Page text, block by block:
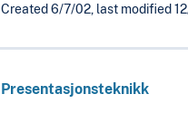
Created 6/7/02, last modified
Presentasjonsteknikk